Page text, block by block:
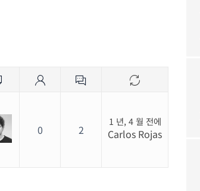
0 2
1 년, 4 월 전에
Carlos Rojas